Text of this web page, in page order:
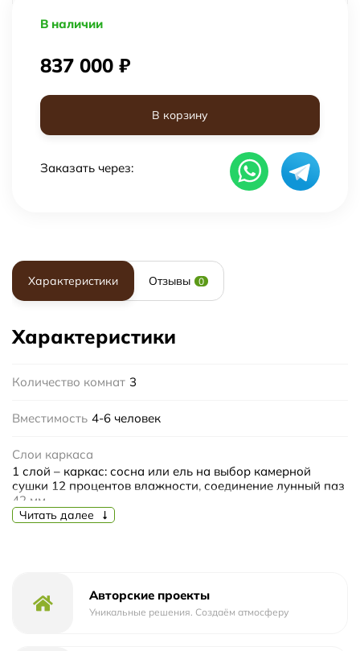
В наличии
837 000 ₽
В корзину
Заказать через:
Характеристики Отзывы 0
Характеристики
Количество комнат 3
Вместимость 4-6 человек
Слои каркаса
1 слой – каркас: сосна или ель на выбор камерной
сушки 12 процентов влажности, соединение лунный паз
42 мм
2 слой – теплоизоляционный: фольгированная
выполненный при помощи контр рейки.
4 слой – отделочный: Вагонка липа, осина, ольха, кедр
Читать далее
Авторские проекты
Уникальные решения. Создаём атмосферу